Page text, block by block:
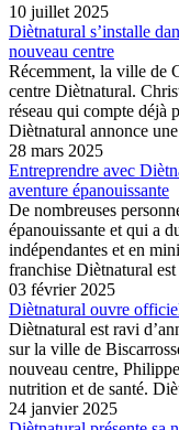
10 juillet 2025
Diètnatural s’installe
nouveau centre
Récemment, la ville de
centre Diètnatural.
réseau qui compte déjà
Diètnatural annonce
28 mars 2025
Entreprendre avec
aventure épanouissante
De nombreuses
épanouissante et qui a
indépendantes et en
franchise Diètnatural
03 février 2025
Diètnatural ouvre
Diètnatural est ravi
sur la ville de
nouveau centre,
nutrition et de santé.
24 janvier 2025